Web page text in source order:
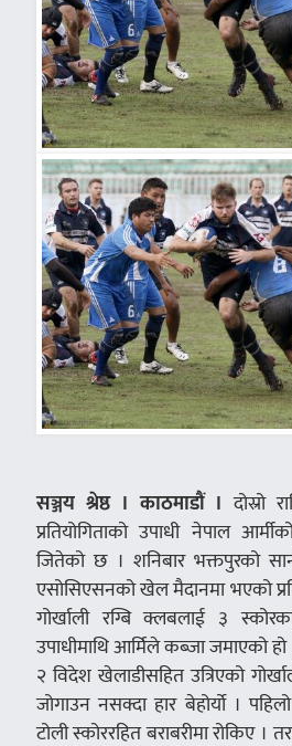
सञ्जय श्रेष्ठ । काठमाडौं । दोस्रो
प्रतियोगिताको उपाधी नेपाल
जितेको छ । शनिबार भक्तपुरको
एसोसिएसनको खेल मैदानमा भएको
गोर्खाली रग्बि क्लबलाई ३
उपाधीमाथि आर्मिले कब्जा जमाएको हो
२ विदेश खेलाडीसहित उत्रिएको
जोगाउन नसक्दा हार बेहोर्यो ।
टोली स्कोररहित बराबरीमा रोकिए